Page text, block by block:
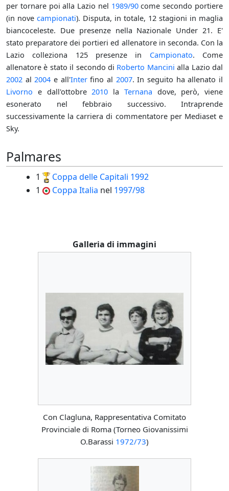
per tornare poi alla Lazio nel 1989/90come secondo portiere
(in nove campionati). Disputa, in totale, 12 stagioni in maglia
biancoceleste. Due presenze nella Nazionale Under 21. E'
stato preparatore dei portieri ed allenatore in seconda. Con la
Lazio colleziona 125 presenze in Campionato. Come
allenatore è stato il secondo di Roberto Mancini alla Lazio dal
2002 al2004 e all'Interfino al 2007. In seguito ha allenato il
Livorno e dall'ottobre2010 la Ternana dove, però, viene
esonerato nel febbraio successivo. Intraprende
successivamente la carriera di commentatore per Mediaset e
Sky.
Palmares
1 Coppa delle Capitali 1992
1
Coppa Italia nel 1997/98
Galleria di immagini
Con Clagluna, Rappresentativa Comitato
Provinciale di Roma (Torneo Giovanissimi
O.Barassi 1972/73)